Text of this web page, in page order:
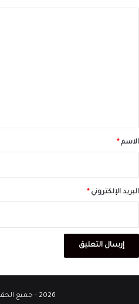
*الاسم *
البريد الإلكتروني *
2026 - جميع الحقوق محفوظة